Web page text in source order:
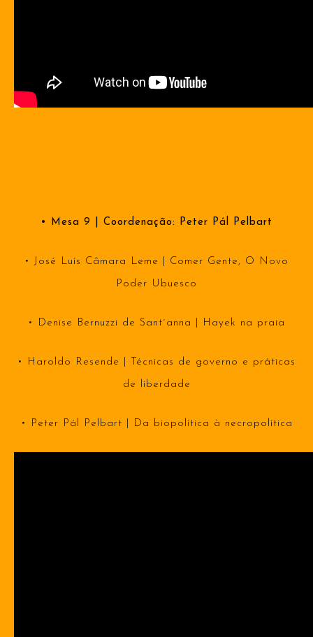
• Mesa 9 | Coordenação: Peter Pál Pelbart
• José Luís Câmara Leme | Comer Gente, O Novo
Poder Ubuesco
• Denise Bernuzzi de Sant´anna | Hayek na praia
• Haroldo Resende | Técnicas de governo e práticas
de liberdade
• Peter Pál Pelbart | Da biopolítica à necropolítica